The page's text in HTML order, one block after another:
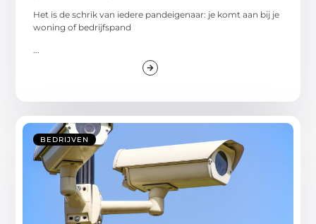
Het is de schrik van iedere pandeigenaar: je komt aan bij je
woning of bedrijfspand
...
BEDRIJVEN